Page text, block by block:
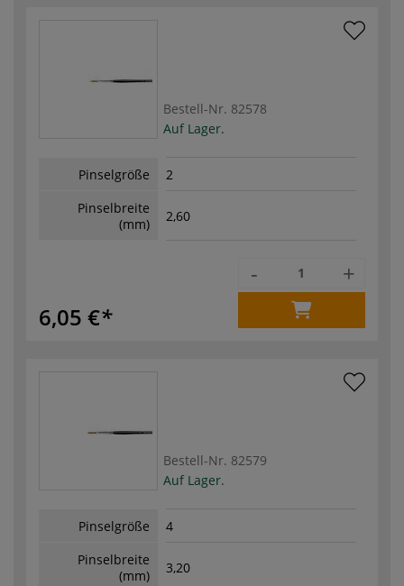
Bestell-Nr. 82578
Auf Lager.
Pinselgröße
2
Pinselbreite
(mm)
2,60
6,05 €
- +
Bestell-Nr. 82579
Auf Lager.
Pinselgröße
4
Pinselbreite
(mm)
3,20